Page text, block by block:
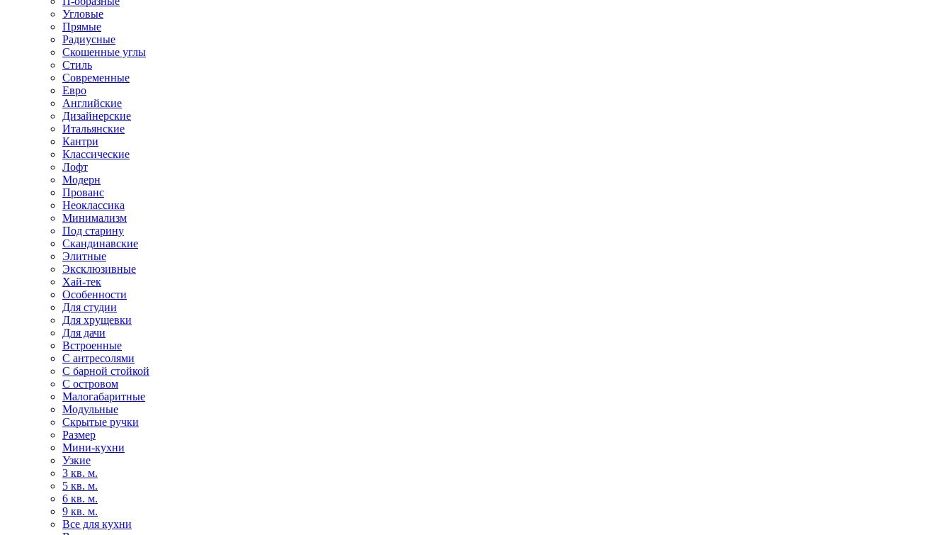
Угловые
Прямые
Радиусные
Скошенные углы
Стиль
Современные
Евро
Английские
Дизайнерские
Итальянские
Кантри
Классические
Лофт
Модерн
Прованс
Неоклассика
Минимализм
Под старину
Скандинавские
Элитные
Эксклюзивные
Хай-тек
Особенности
Для студии
Для хрущевки
Для дачи
Встроенные
С антресолями
С барной стойкой
С островом
Малогабаритные
Модульные
Скрытые ручки
Размер
Мини-кухни
Узкие
3 кв. м.
5 кв. м.
6 кв. м.
9 кв. м.
Все для кухни